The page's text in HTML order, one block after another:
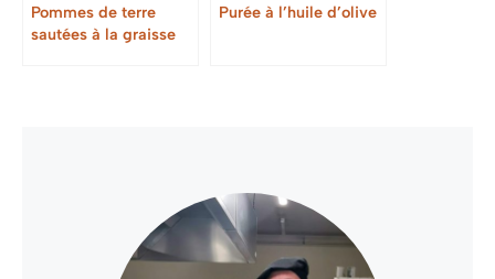
Pommes de terre
sautées à la graisse
Purée à l’huile d’olive